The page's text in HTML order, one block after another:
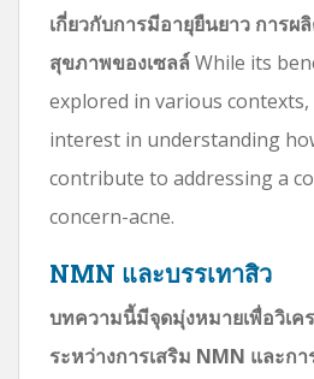
เกี่ยวกับการมีอายุยืนยาว การผ
สุขภาพของเซลล์While its
explored in various
interest in understanding
contribute to addressing a
concern-acne.
NMN และบรรเทาสิว
บทความนี้มีจุดมุ่งหมายเพื่อวิเ
ระหว่างการเสริม NMN และกา